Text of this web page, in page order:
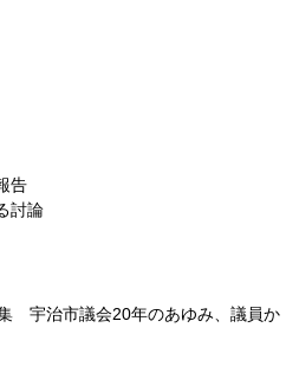
告
討論
宇治市議会20年のあゆみ、議員か